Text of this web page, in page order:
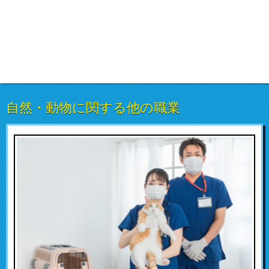
自然・動物に関する他の職業